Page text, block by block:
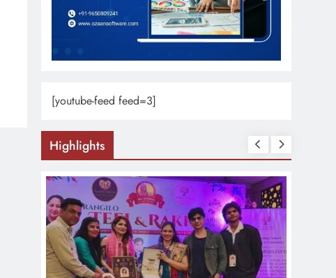
[youtube-feed feed=3]
Highlights